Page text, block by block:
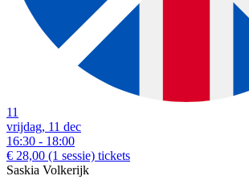
11
vrijdag, 11 dec
16:30 - 18:00
€ 28,00 (1 sessie) tickets
Saskia Volkerijk